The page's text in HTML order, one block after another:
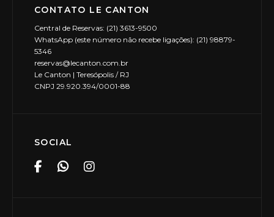
CONTATO LE CANTON
Central de Reservas: (21) 3613-9500
WhatsApp (este número não recebe ligações): (21) 98879-
5346
reservas@lecanton.com.br
Le Canton | Teresópolis / RJ
CNPJ 29.920.394/0001-88
SOCIAL